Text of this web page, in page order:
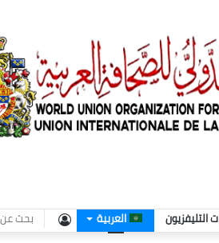
التليفزيون العربية
تسجيل